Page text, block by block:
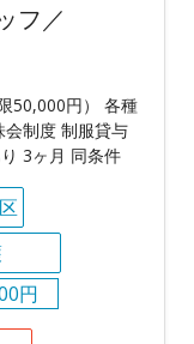
フ／
50,000円） 各種
制度 制服貸与
3ヶ月 同条件
円